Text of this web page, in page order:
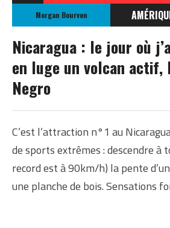
Morgan Bourven
Nicaragua : le jour où
en luge un volcan actif,
Negro
C’est l’attraction n°1 au
de sports extrêmes : descendre à
record est à 90km/h) la pente
une planche de bois. Sensations